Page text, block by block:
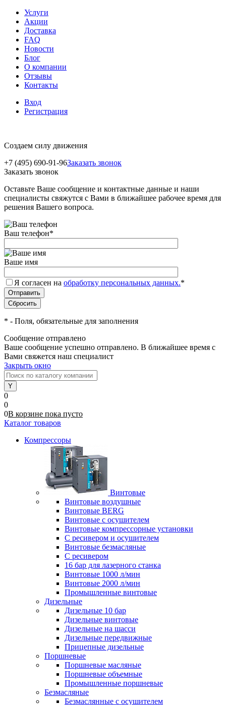
Услуги
Акции
Доставка
FAQ
Новости
Блог
О компании
Отзывы
Контакты
Вход
Регистрация
Создаем силу движения
+7 (495) 690-91-96Заказать звонок
Заказать звонок
Оставьте Ваше сообщение и контактные данные и наши
специалисты свяжутся с Вами в ближайшее рабочее время для
решения Вашего вопроса.
Ваш телефон*
Ваше имя
Я согласен на обработку персональных данных.*
* - Поля, обязательные для заполнения
Сообщение отправлено
Ваше сообщение успешно отправлено. В ближайшее время с
Вами свяжется наш специалист
Закрыть окно
0
0
0В корзине пока пусто
Каталог товаров
Компрессоры
Винтовые
Винтовые воздушные
Винтовые BERG
Винтовые с осушителем
Винтовые компрессорные установки
C ресивером и осушителем
Винтовые безмасляные
C ресивером
16 бар для лазерного станка
Винтовые 1000 л/мин
Винтовые 2000 л/мин
Промышленные винтовые
Дизельные
Дизельные 10 бар
Дизельные винтовые
Дизельные на шасси
Дизельные передвижные
Прицепные дизельные
Поршневые
Поршневые масляные
Поршневые объемные
Промышленные поршневые
Безмасляные
Безмаслянные с осушителем